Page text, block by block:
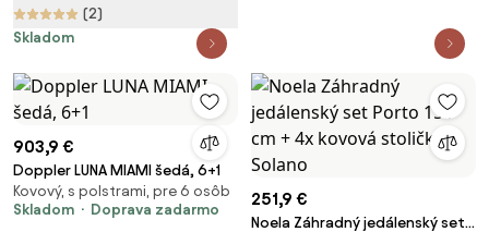
kovová stolička Ramada
(2)
Skladom
903,9 €
Doppler LUNA MIAMI šedá, 6+1
Kovový, s polstrami, pre 6 osôb
Skladom
Doprava zadarmo
251,9 €
Noela Záhradný jedálenský set